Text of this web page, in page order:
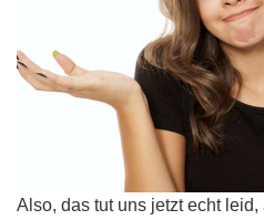
Also, das tut uns jetzt echt